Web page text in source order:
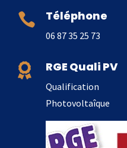
 Téléphone
06 87 35 25 73
 RGE Quali PV
Qualification
Photovoltaîque